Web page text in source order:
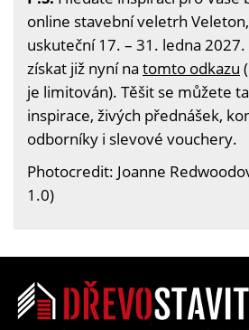
online stavební veletrh
uskuteční 17. – 31. ledna
získat již nyní na tomto odkazu
je limitován). Těšit se můžete
inspirace, živých přednášek,
odborníky i slevové vouchery.
Photocredit: Joanne
1.0)